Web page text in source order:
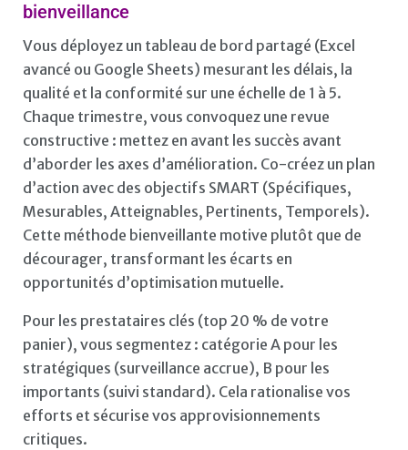
bienveillance
Vous déployez un tableau de bord partagé (Excel
avancé ou Google Sheets) mesurant les délais, la
qualité et la conformité sur une échelle de 1 à 5.
Chaque trimestre, vous convoquez une revue
constructive : mettez en avant les succès avant
d’aborder les axes d’amélioration. Co-créez un plan
d’action avec des objectifs SMART (Spécifiques,
Mesurables, Atteignables, Pertinents, Temporels).
Cette méthode bienveillante motive plutôt que de
décourager, transformant les écarts en
opportunités d’optimisation mutuelle.
Pour les prestataires clés (top 20 % de votre
panier), vous segmentez : catégorie A pour les
stratégiques (surveillance accrue), B pour les
importants (suivi standard). Cela rationalise vos
efforts et sécurise vos approvisionnements
critiques.